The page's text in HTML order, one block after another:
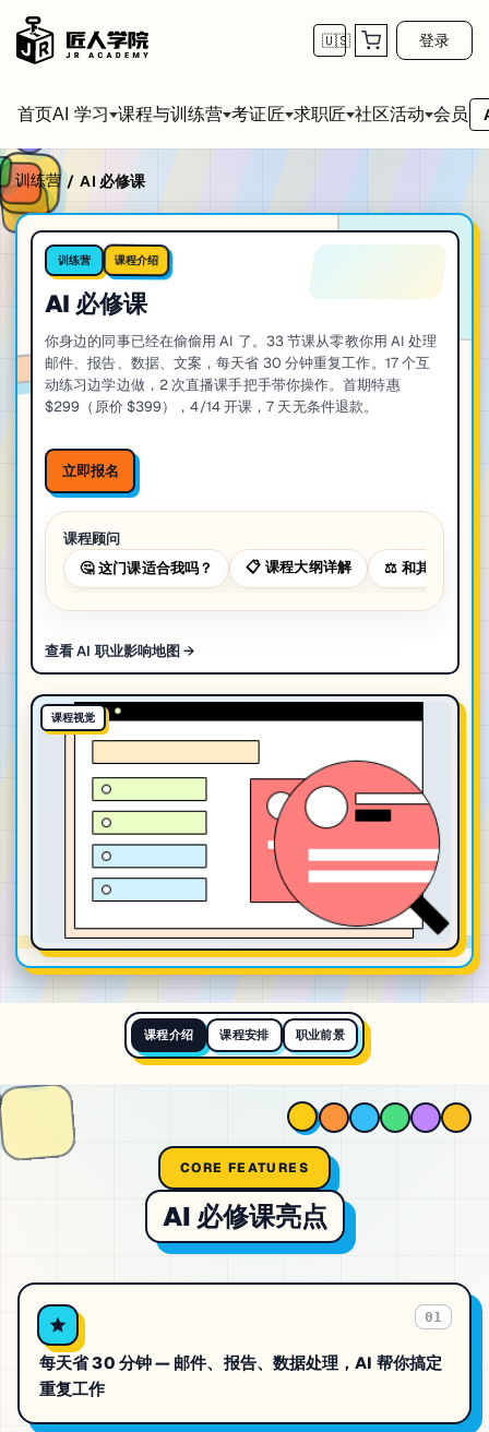
🇺🇸 登录
首页AI 学习 课程与训练营 考证匠 求职匠 社区活动 会员
训练营 / AI 必修课
训练营 课程介绍
AI 必修课
你身边的同事已经在偷偷用 AI 了。33 节课从零教你用 AI 处理
邮件、报告、数据、文案，每天省 30 分钟重复工作。17 个互
动练习边学边做，2 次直播课手把手带你操作。首期特惠
$299（原价 $399），4/14 开课，7 天无条件退款。
立即报名
课程顾问
🤔 这门课适合我吗？ 📋 课程大纲详解 ⚖️ 和其他课程
查看 AI 职业影响地图 →
课程视觉
课程介绍 课程安排 职业前景
CORE FEATURES
AI 必修课亮点
01
每天省 30 分钟 — 邮件、报告、数据处理，AI 帮你搞定
重复工作